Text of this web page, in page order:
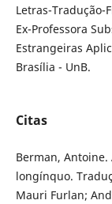
Letras-Tradução-
Ex-Professora
Estrangeiras
Brasília - UnB.
Citas
Berman,
longínquo.
Mauri Furlan;